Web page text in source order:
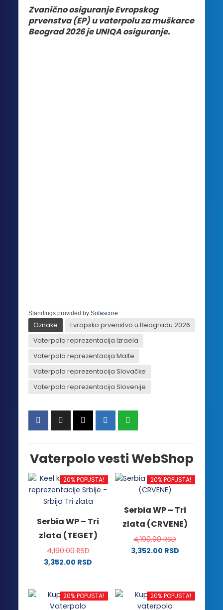
Zvanično osiguranje Evropskog
prvenstva (EP) u vaterpolu za muškarce
Beograd 2026 je UNIQA osiguranje.
Standings provided by Sofascore
Oznake
Evropsko prvenstvo u Beogradu 2026
Vaterpolo reprezentacija Izraela
Vaterpolo reprezentacija Malte
Vaterpolo reprezentacija Slovačke
Vaterpolo reprezentacija Slovenije
Vaterpolo vesti WebShop
20% POPUSTA!
Serbia WP – Tri
zlata (TEGET)
4,190.00RSD
3,352.00 RSD
ima
više
20% POPUSTA!
Serbia WP – Tri
zlata (CRVENE)
4,190.00RSD
3,352.00 RSD
više
varijanti.
20% POPUSTA! 20% POPUSTA!